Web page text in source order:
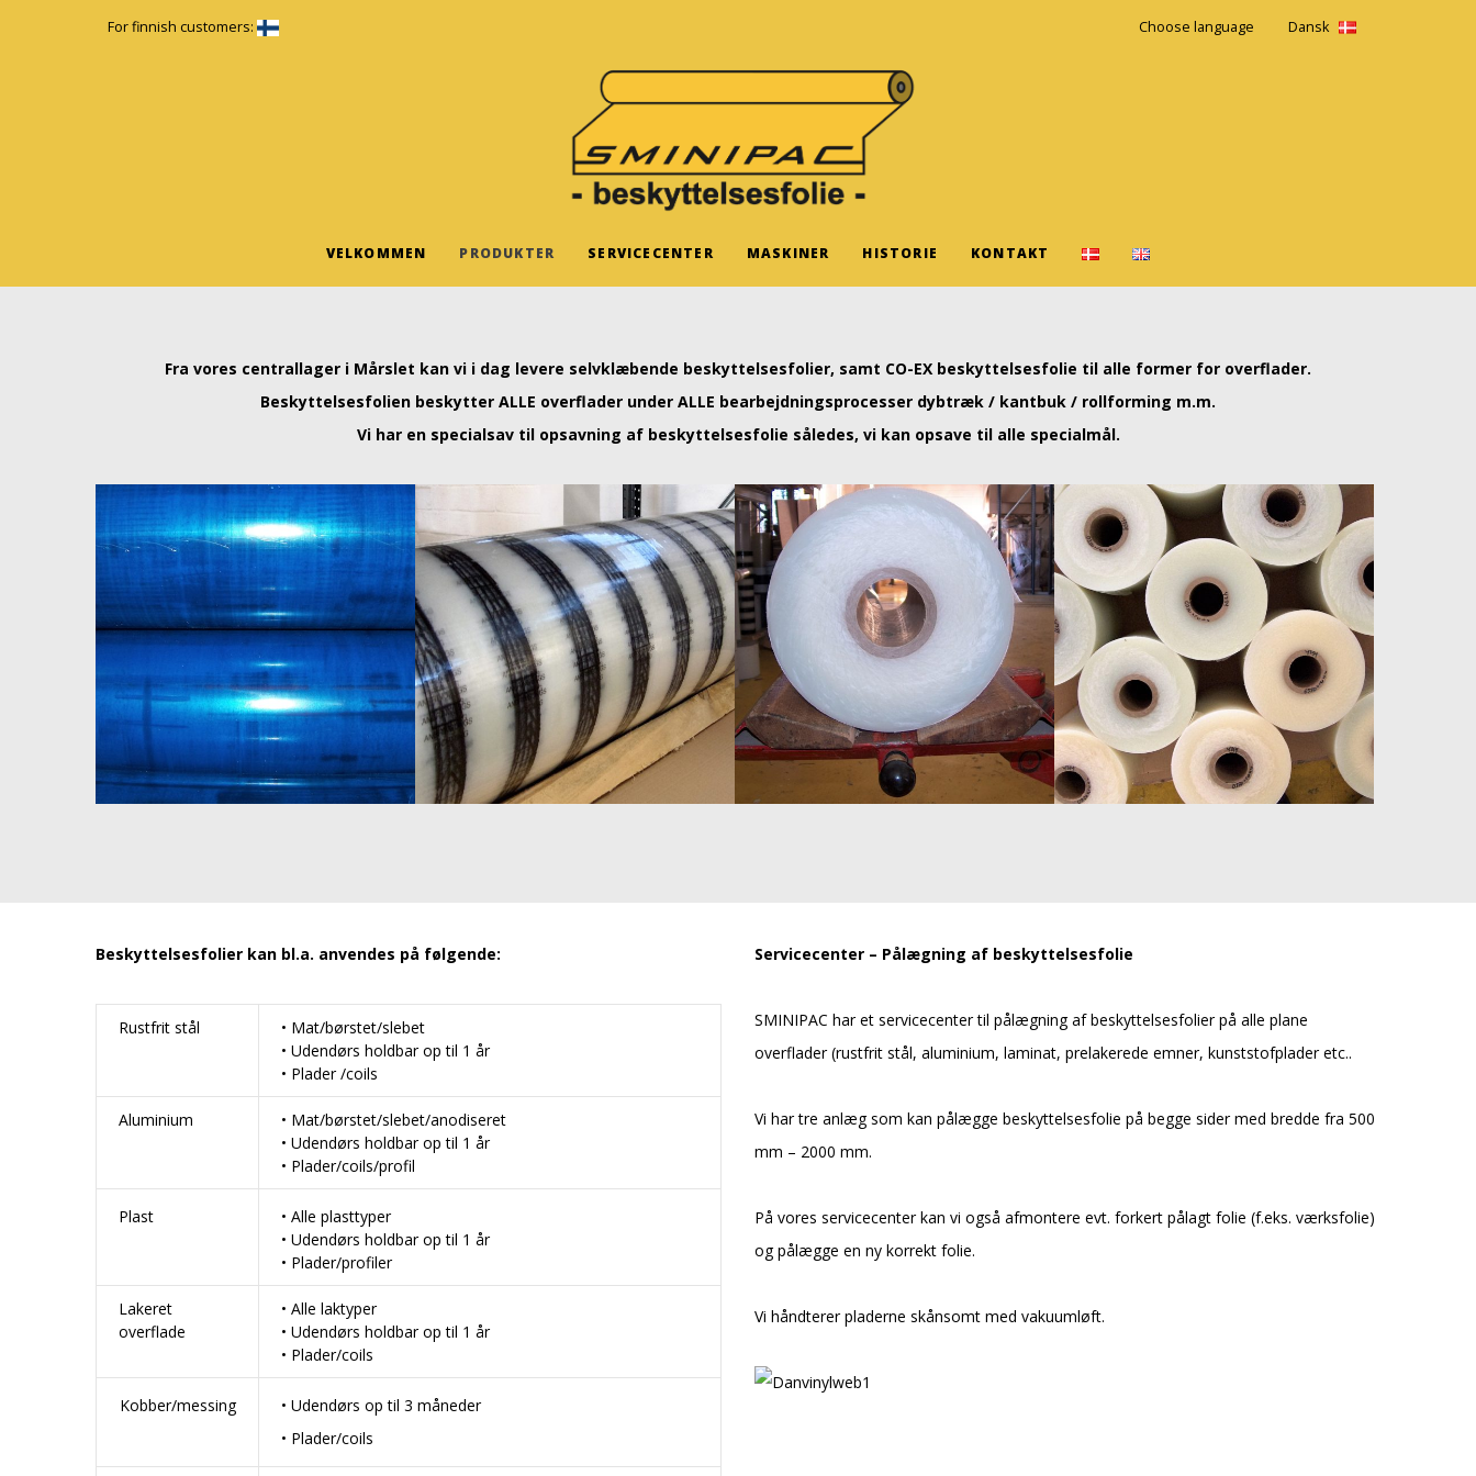
For finnish customers: Choose language Dansk
VELKOMMEN PRODUKTER SERVICECENTER MASKINER HISTORIE KONTAKT
Fra vores centrallager i Mårslet kan vi i dag levere selvklæbende beskyttelsesfolier, samt CO-EX beskyttelsesfolie til alle former for overflader.
Beskyttelsesfolien beskytter ALLE overflader under ALLE bearbejdningsprocesser dybtræk / kantbuk / rollforming m.m.
Vi har en specialsav til opsavning af beskyttelsesfolie således, vi kan opsave til alle specialmål.
Beskyttelsesfolier kan bl.a. anvendes på følgende:
Rustfrit stål
• Mat/børstet/slebet
• Udendørs holdbar op til 1 år
• Plader /coils
Aluminium
• Mat/børstet/slebet/anodiseret
• Udendørs holdbar op til 1 år
• Plader/coils/profil
Plast
• Alle plasttyper
• Udendørs holdbar op til 1 år
• Plader/profiler
Lakeret
overflade
• Alle laktyper
• Udendørs holdbar op til 1 år
• Plader/coils
Kobber/messing
• Udendørs op til 3 måneder
• Plader/coils
Servicecenter – Pålægning af beskyttelsesfolie
SMINIPAC har et servicecenter til pålægning af beskyttelsesfolier på alle plane
overflader (rustfrit stål, aluminium, laminat, prelakerede emner, kunststofplader etc..
Vi har tre anlæg som kan pålægge beskyttelsesfolie på begge sider med bredde fra 500
mm – 2000 mm.
På vores servicecenter kan vi også afmontere evt. forkert pålagt folie (f.eks. værksfolie)
og pålægge en ny korrekt folie.
Vi håndterer pladerne skånsomt med vakuumløft.